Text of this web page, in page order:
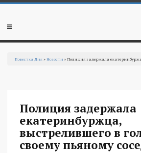
Перейти к основному содержанию
Мобильное
Повестка Дня »Новости » Полиция задержала
Полиция задержала
екатеринбуржца,
выстрелившего в
своему пьяному